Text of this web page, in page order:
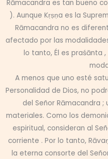
Rāmacandra es tan bueno
). Aunque Kṛṣṇa es la
Rāmacandra no es
afectado por las
lo tanto, Él es praśānta
A menos que uno esté
Personalidad de Dios, no
del Señor Rāmacandra
materiales. Como los
espiritual, consideran al
corriente . Por lo tanto,
la eterna consorte del